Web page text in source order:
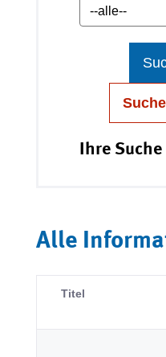
Ihre
Alle
Titel